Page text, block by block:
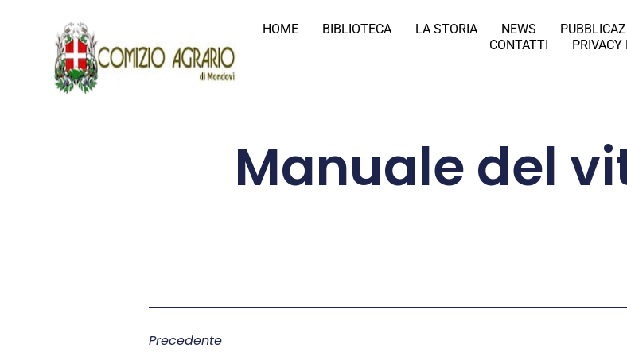
HOME BIBLIOTECA LA STORIA NEWS
CONTATTI
PRIVACY
Manuale del
Precedente